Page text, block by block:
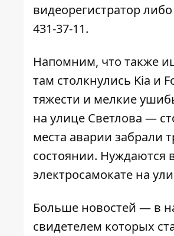
видеорегистратор
431-37-11.
Напомним, что также
там столкнулись Kia и
тяжести и мелкие
на улице Светлова —
места аварии забрали
состоянии.
электросамокате на
Больше новостей — в
свидетелем которых